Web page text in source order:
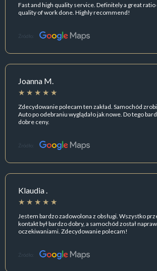
Fast and high quality service. Definitely a great
quality of work done. Highly recommend!
Źródło:
Joanna M.
Zdecydowanie polecam ten zakład. Samochód
Auto po odebraniu wyglądało jak nowe. Do tego
dobre ceny.
Źródło:
Klaudia .
Jestem bardzo zadowolona z obsługi. Wszystko
kontakt był bardzo dobry, a samochód został
oczekiwaniami. Zdecydowanie polecam!
Źródło: